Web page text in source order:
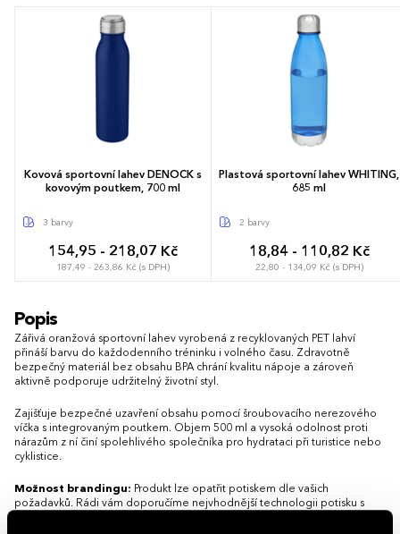
Kovová sportovní lahev DENOCK s
kovovým poutkem, 700 ml
3 barvy
154,95 - 218,07 Kč
187,49 - 263,86 Kč (s DPH)
Plastová sportovní lahev WHITING,
685 ml
2 barvy
18,84 - 110,82 Kč
22,80 - 134,09 Kč (s DPH)
Popis
Zářivá oranžová sportovní lahev vyrobená z recyklovaných PET lahví
přináší barvu do každodenního tréninku i volného času. Zdravotně
bezpečný materiál bez obsahu BPA chrání kvalitu nápoje a zároveň
aktivně podporuje udržitelný životní styl.
Zajišťuje bezpečné uzavření obsahu pomocí šroubovacího nerezového
víčka s integrovaným poutkem. Objem 500 ml a vysoká odolnost proti
nárazům z ní činí spolehlivého společníka pro hydrataci při turistice nebo
cyklistice.
Možnost brandingu: Produkt lze opatřit potiskem dle vašich
požadavků. Rádi vám doporučíme nejvhodnější technologii potisku s